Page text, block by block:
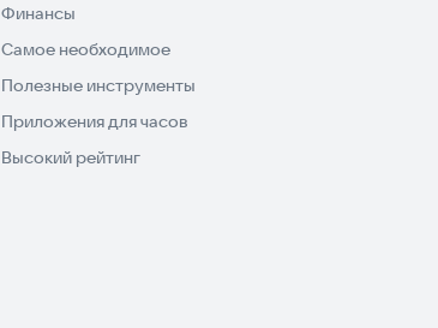
Финансы
Самое необходимое
Полезные инструменты
Приложения для часов
Высокий рейтинг